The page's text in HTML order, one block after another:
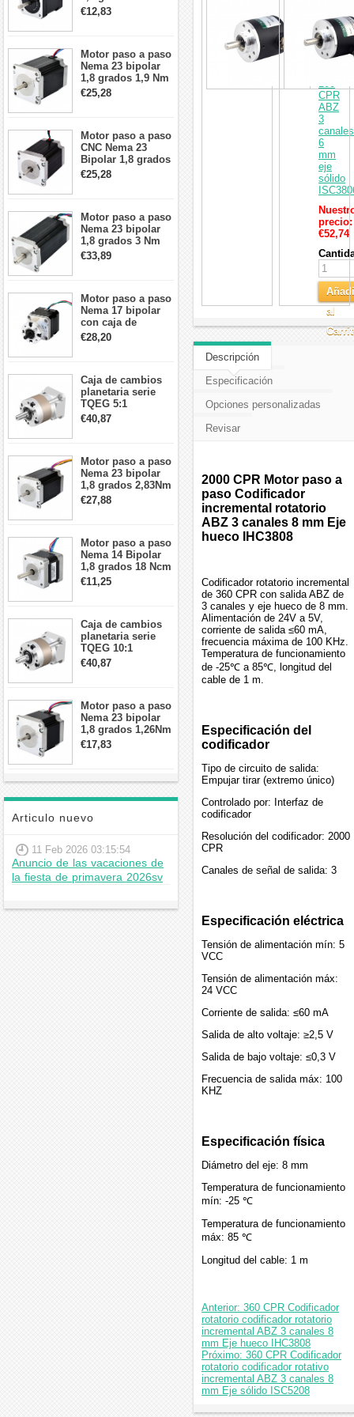
2A 42x48mm 4
cables compatible
€12,83
Motor paso a paso
Nema 23 bipolar
1,8 grados 1,9 Nm
2,8 A 3,2 V
57x57x76mm 4
€25,28
Motor paso a paso
CNC Nema 23
Bipolar 1,8 grados
1,9 Nm 3A 3,36 V
57x57x76mm 4
€25,28
Motor paso a paso
Nema 23 bipolar
1,8 grados 3 Nm
4,2A 57x57x114mm
motor paso a paso
€33,89
Motor paso a paso
Nema 17 bipolar
con caja de
cambios planetaria
5:1 longitud 33mm
Robot CNC DIY
€28,20
Caja de cambios
planetaria serie
TQEG 5:1
contragolpe 15
arcmin para motor
€40,87
Motor paso a paso
Nema 23 bipolar
1,8 grados 2,83Nm
4A 2,26 V
57x57x84mm 8
€27,88
Motor paso a paso
Nema 14 Bipolar
1,8 grados 18 Ncm
0,8 A 5,74 V 35 x
35 x 34 mm 4
€11,25
Caja de cambios
planetaria serie
TQEG 10:1
contragolpe 15
arcmin para motor
€40,87
Motor paso a paso
Nema 23 bipolar
1,8 grados 1,26Nm
2,8A 2,5V
57x57x56mm 4
€17,83
Articulo nuevo
11 Feb 2026 03:15:54
Anuncio de las vacaciones de
la fiesta de primavera 2026sv
motor
paso
a
paso
100
CPR
ABZ
3
canales
6
mm
eje
sólido
precio:
€52,74
al
Descripción
Especificación
Opciones personalizadas
Revisar
2000 CPR Motor paso a
paso Codificador
incremental rotatorio
ABZ 3 canales 8 mm Eje
hueco IHC3808
Codificador rotatorio incremental
de 360 CPR con salida ABZ de
3 canales y eje hueco de 8 mm.
Alimentación de 24V a 5V,
corriente de salida ≤60 mA,
frecuencia máxima de 100 KHz.
Temperatura de funcionamiento
de -25℃ a 85℃, longitud del
cable de 1 m.
Especificación del
codificador
Tipo de circuito de salida:
Empujar tirar (extremo único)
Controlado por: Interfaz de
codificador
Resolución del codificador: 2000
CPR
Canales de señal de salida: 3
Especificación eléctrica
Tensión de alimentación mín: 5
VCC
Tensión de alimentación máx:
24 VCC
Corriente de salida: ≤60 mA
Salida de alto voltaje: ≥2,5 V
Salida de bajo voltaje: ≤0,3 V
Frecuencia de salida máx: 100
KHZ
Especificación física
Diámetro del eje: 8 mm
Temperatura de funcionamiento
mín: -25 ℃
Temperatura de funcionamiento
máx: 85 ℃
Longitud del cable: 1 m
Anterior: 360 CPR Codificador
rotatorio codificador rotatorio
incremental ABZ 3 canales 8
mm Eje hueco IHC3808
Próximo: 360 CPR Codificador
rotatorio codificador rotativo
incremental ABZ 3 canales 8
mm Eje sólido ISC5208